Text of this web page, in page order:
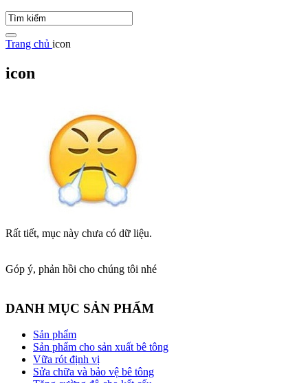
Trang chủ icon
icon
Rất tiết, mục này chưa có dữ liệu.
Góp ý, phản hồi cho chúng tôi nhé
DANH MỤC SẢN PHẨM
Sản phẩm
Sản phẩm cho sản xuất bê tông
Vữa rót định vị
Sửa chữa và bảo vệ bê tông